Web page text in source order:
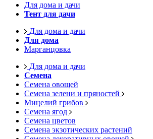
Для дома и дачи
Тент для дачи
Для дома и дачи
Для дома
Марганцовка
Для дома и дачи
Семена
Семена овощей
Семена зелени и пряностей
Мицелий грибов
Семена ягод
Семена цветов
Семена экзотических растений